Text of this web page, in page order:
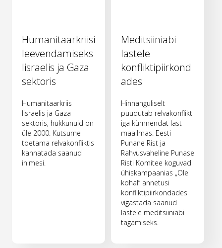
Humanitaarkriisi
leevendamiseks
Iisraelis ja Gaza
sektoris
Humanitaarkriis
Iisraelis ja Gaza
sektoris, hukkunuid on
üle 2000. Kutsume
toetama relvakonfliktis
kannatada saanud
inimesi.
Meditsiiniabi
lastele
konfliktipiirkond
ades
Hinnanguliselt
puudutab relvakonflikt
iga kümnendat last
maailmas. Eesti
Punane Rist ja
Rahvusvaheline Punase
Risti Komitee koguvad
ühiskampaanias „Ole
kohal“ annetusi
konfliktipiirkondades
vigastada saanud
lastele meditsiiniabi
tagamiseks.